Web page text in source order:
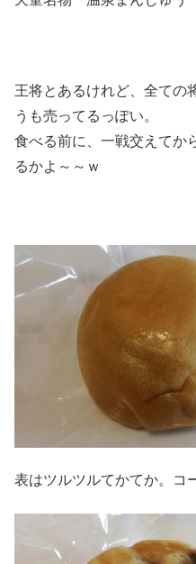
王将とあるけれど、全ての
うも売ってるっぽい。
食べる前に、一戦交えてか
るかよ～～ｗ
表はツルツルてかてか。コ